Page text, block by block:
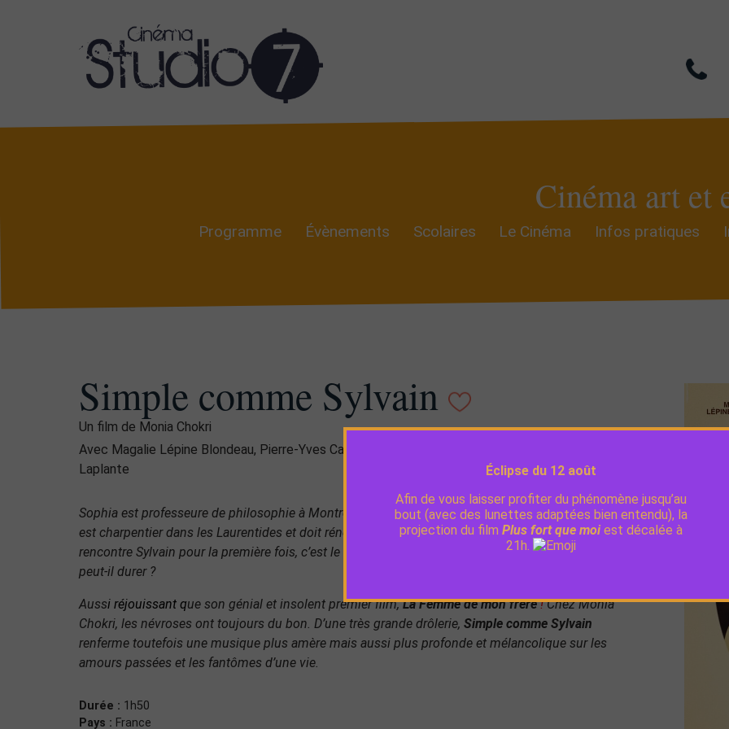
Cinéma art et
Programme Évènements Scolaires Le Cinéma Infos pratiques
Simple comme Sylvain
Un film de Monia Chokri
Avec Magalie Lépine Blondeau, Pierre-Yves Cardinal, Francis-William Rhéaume, Monia Chokri, Steve
Laplante
Sophia est professeure de philosophie à Montréal et vit en couple avec Xavier depuis 10 ans. Sylvain
est charpentier dans les Laurentides et doit rénover leur maison de campagne. Quand Sophia
rencontre Sylvain pour la première fois, c’est le coup de foudre. Les opposés s’attirent, mais cela
peut-il durer ?
Aussi réjouissant que son génial et insolent premier film,La Femme de mon frère!Chez Monia
Chokri, les névroses ont toujours du bon. D’une très grande drôlerie, Simple comme Sylvain
renferme toutefois une musique plus amère mais aussi plus profonde et mélancolique sur les
amours passées et les fantômes d’une vie.
Durée : 1h50
Pays : France
Éclipse du 12 août
Afin de vous laisser profiter du phénomène jusqu’au
bout (avec des lunettes adaptées bien entendu), la
projection du film Plus fort que moi est décalée à
21h.